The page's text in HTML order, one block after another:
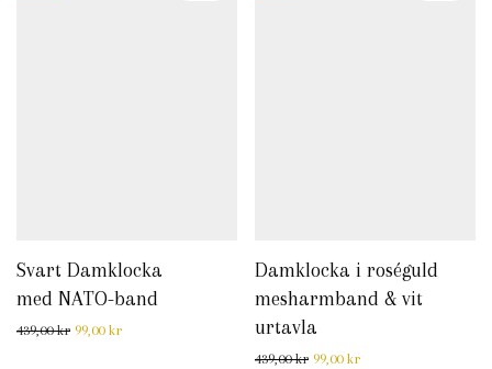
Svart Damklocka
med NATO-band
439,00kr Det ursprungliga priset var: 439,00 kr.
99,00 krDet nuvarande priset är: 99,00 kr.
Damklocka i roséguld
mesharmband & vit
urtavla
439,00kr Det ursprungliga priset var:
99,00 krDet nuvarande